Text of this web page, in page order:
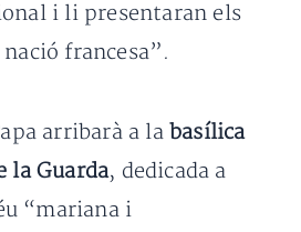
i li presentaran els
francesa”.
arribarà a la basílica
la Guarda, dedicada a
“mariana i